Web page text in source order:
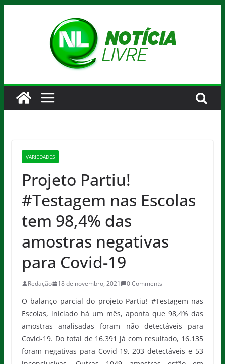
VARIEDADES
Projeto Partiu!
#Testagem nas Escolas
tem 98,4% das
amostras negativas
para Covid-19
Redação 18 de novembro, 2021 0 Comments
O balanço parcial do projeto Partiu! #Testagem nas
Escolas, iniciado há um mês, aponta que 98,4% das
amostras analisadas foram não detectáveis para
Covid-19. Do total de 16.391 já com resultado, 16.135
foram negativas para Covid-19, 203 detectáveis e 53